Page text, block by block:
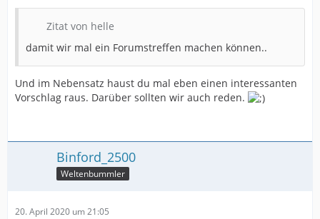
Zitat von helle
damit wir mal ein Forumstreffen machen können..
Und im Nebensatz haust du mal eben einen interessanten
Vorschlag raus. Darüber sollten wir auch reden.
Binford_2500
Weltenbummler
20. April 2020 um 21:05